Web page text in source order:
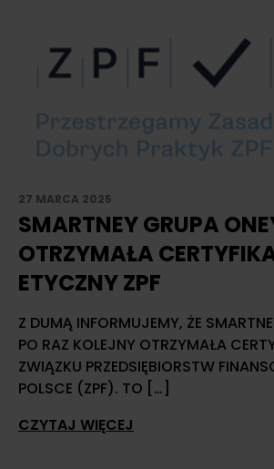
27 MARCA 2025
SMARTNEY GRUPA
OTRZYMAŁA
ETYCZNY ZPF
Z DUMĄ INFORMUJEMY, ŻE
PO RAZ KOLEJNY OTRZYMAŁA
ZWIĄZKU PRZEDSIĘBIORSTW
POLSCE (ZPF). TO […]
CZYTAJ WIĘCEJ